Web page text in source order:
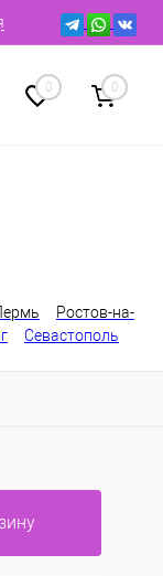
0 0
Ростов-на-
Севастополь